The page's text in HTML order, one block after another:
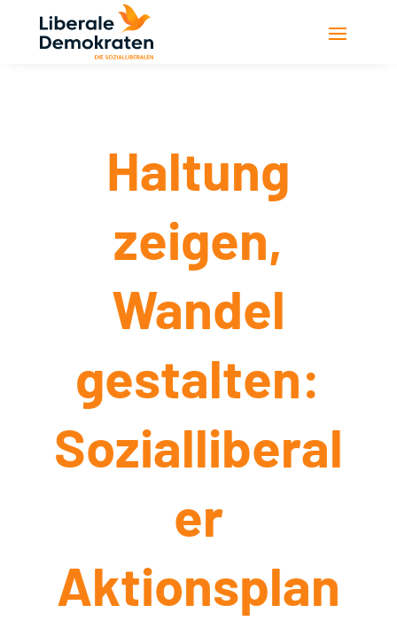
Haltung
zeigen,
Wandel
gestalten:
Sozialliberal
er
Aktionsplan